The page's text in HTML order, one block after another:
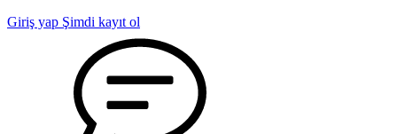
Giriş yap Şimdi kayıt ol